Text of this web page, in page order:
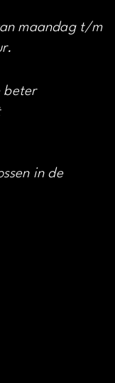
maandag t/m
beter
in de